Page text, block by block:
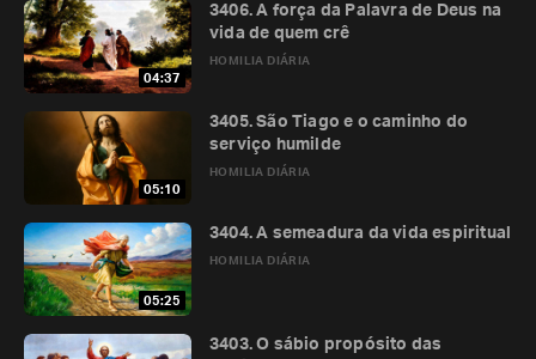
04:37
HOMILIA DIÁRIA
3406. A força da Palavra de Deus na
vida de quem crê
05:10
HOMILIA DIÁRIA
3405. São Tiago e o caminho do
serviço humilde
05:25
HOMILIA DIÁRIA
3404. A semeadura da vida espiritual
3403. O sábio propósito das